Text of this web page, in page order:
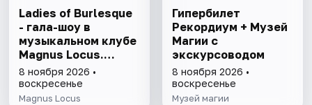
Ladies of Burlesque
- гала-шоу в
музыкальном клубе
Magnus Locus.
Halloween Edition
8 ноября 2026 •
воскресенье
Magnus Locus
Гипербилет
Рекордиум + Музей
Магии с
экскурсоводом
8 ноября 2026 •
воскресенье
Музей магии